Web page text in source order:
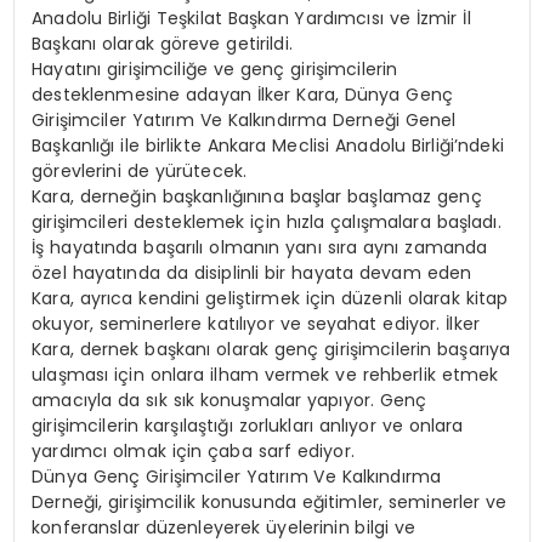
Anadolu Birliği Teşkilat Başkan Yardımcısı ve İzmir İl
Başkanı olarak göreve getirildi.
Hayatını girişimciliğe ve genç girişimcilerin
desteklenmesine adayan İlker Kara, Dünya Genç
Girişimciler Yatırım Ve Kalkındırma Derneği Genel
Başkanlığı ile birlikte Ankara Meclisi Anadolu Birliği’ndeki
görevlerini de yürütecek.
Kara, derneğin başkanlığınına başlar başlamaz genç
girişimcileri desteklemek için hızla çalışmalara başladı.
İş hayatında başarılı olmanın yanı sıra aynı zamanda
özel hayatında da disiplinli bir hayata devam eden
Kara, ayrıca kendini geliştirmek için düzenli olarak kitap
okuyor, seminerlere katılıyor ve seyahat ediyor. İlker
Kara, dernek başkanı olarak genç girişimcilerin başarıya
ulaşması için onlara ilham vermek ve rehberlik etmek
amacıyla da sık sık konuşmalar yapıyor. Genç
girişimcilerin karşılaştığı zorlukları anlıyor ve onlara
yardımcı olmak için çaba sarf ediyor.
Dünya Genç Girişimciler Yatırım Ve Kalkındırma
Derneği, girişimcilik konusunda eğitimler, seminerler ve
konferanslar düzenleyerek üyelerinin bilgi ve